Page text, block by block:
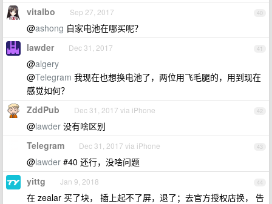
40
vitalbo Sep 27, 2017
@ashong 自家电池在哪买呢？
41
lawder Dec 31, 2017
@algery
@Telegram 我现在也想换电池了，两位用飞毛腿的，用到现在
感觉如何？
42
ZddPub Dec 31, 2017 via iPhone
@lawder 没有啥区别
43
Telegram Dec 31, 2017 via iPhone
@lawder #40 还行，没啥问题
44
yittg Jan 9, 2018
在 zealar 买了块， 插上起不了屏，退了；去官方授权店换， 告